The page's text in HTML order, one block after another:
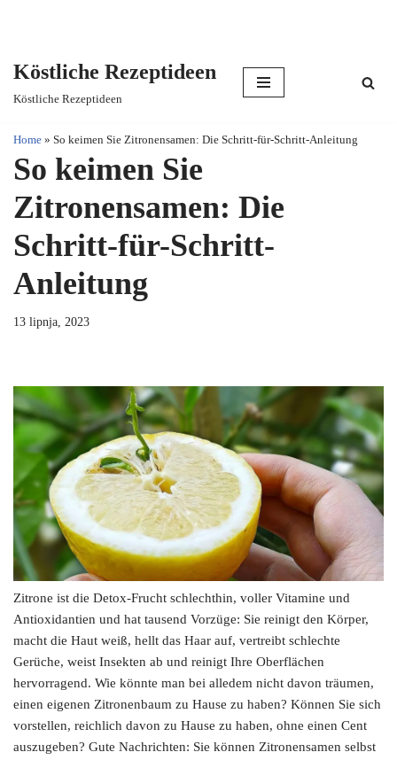
content
Köstliche Rezeptideen
Köstliche Rezeptideen
Home » So keimen Sie Zitronensamen: Die Schritt-für-Schritt-Anleitung
So keimen Sie
Zitronensamen: Die
Schritt-für-Schritt-
Anleitung
13 lipnja, 2023
Zitrone ist die Detox-Frucht schlechthin, voller Vitamine und
Antioxidantien und hat tausend Vorzüge: Sie reinigt den Körper,
macht die Haut weiß, hellt das Haar auf, vertreibt schlechte
Gerüche, weist Insekten ab und reinigt Ihre Oberflächen
hervorragend. Wie könnte man bei alledem nicht davon träumen,
einen eigenen Zitronenbaum zu Hause zu haben? Können Sie sich
vorstellen, reichlich davon zu Hause zu haben, ohne einen Cent
auszugeben? Gute Nachrichten: Sie können Zitronensamen selbst